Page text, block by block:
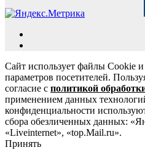
Сайт использует файлы Cookie
параметров посетителей.
согласие с политикой
применением данных
конфиденциальности
сбора обезличенных данных:
«Liveinternet», «top.Mail.ru».
Принять